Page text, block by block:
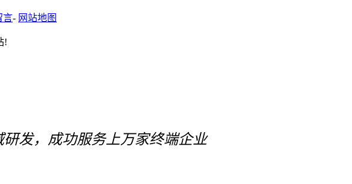
言- 网站地图
!
发，成功服务上万家终端企业